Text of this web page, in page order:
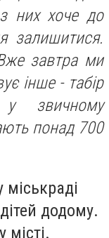
них хоче до
залишитися.
завтра ми
інше - табір
у звичному
понад 700
додому.
місті.